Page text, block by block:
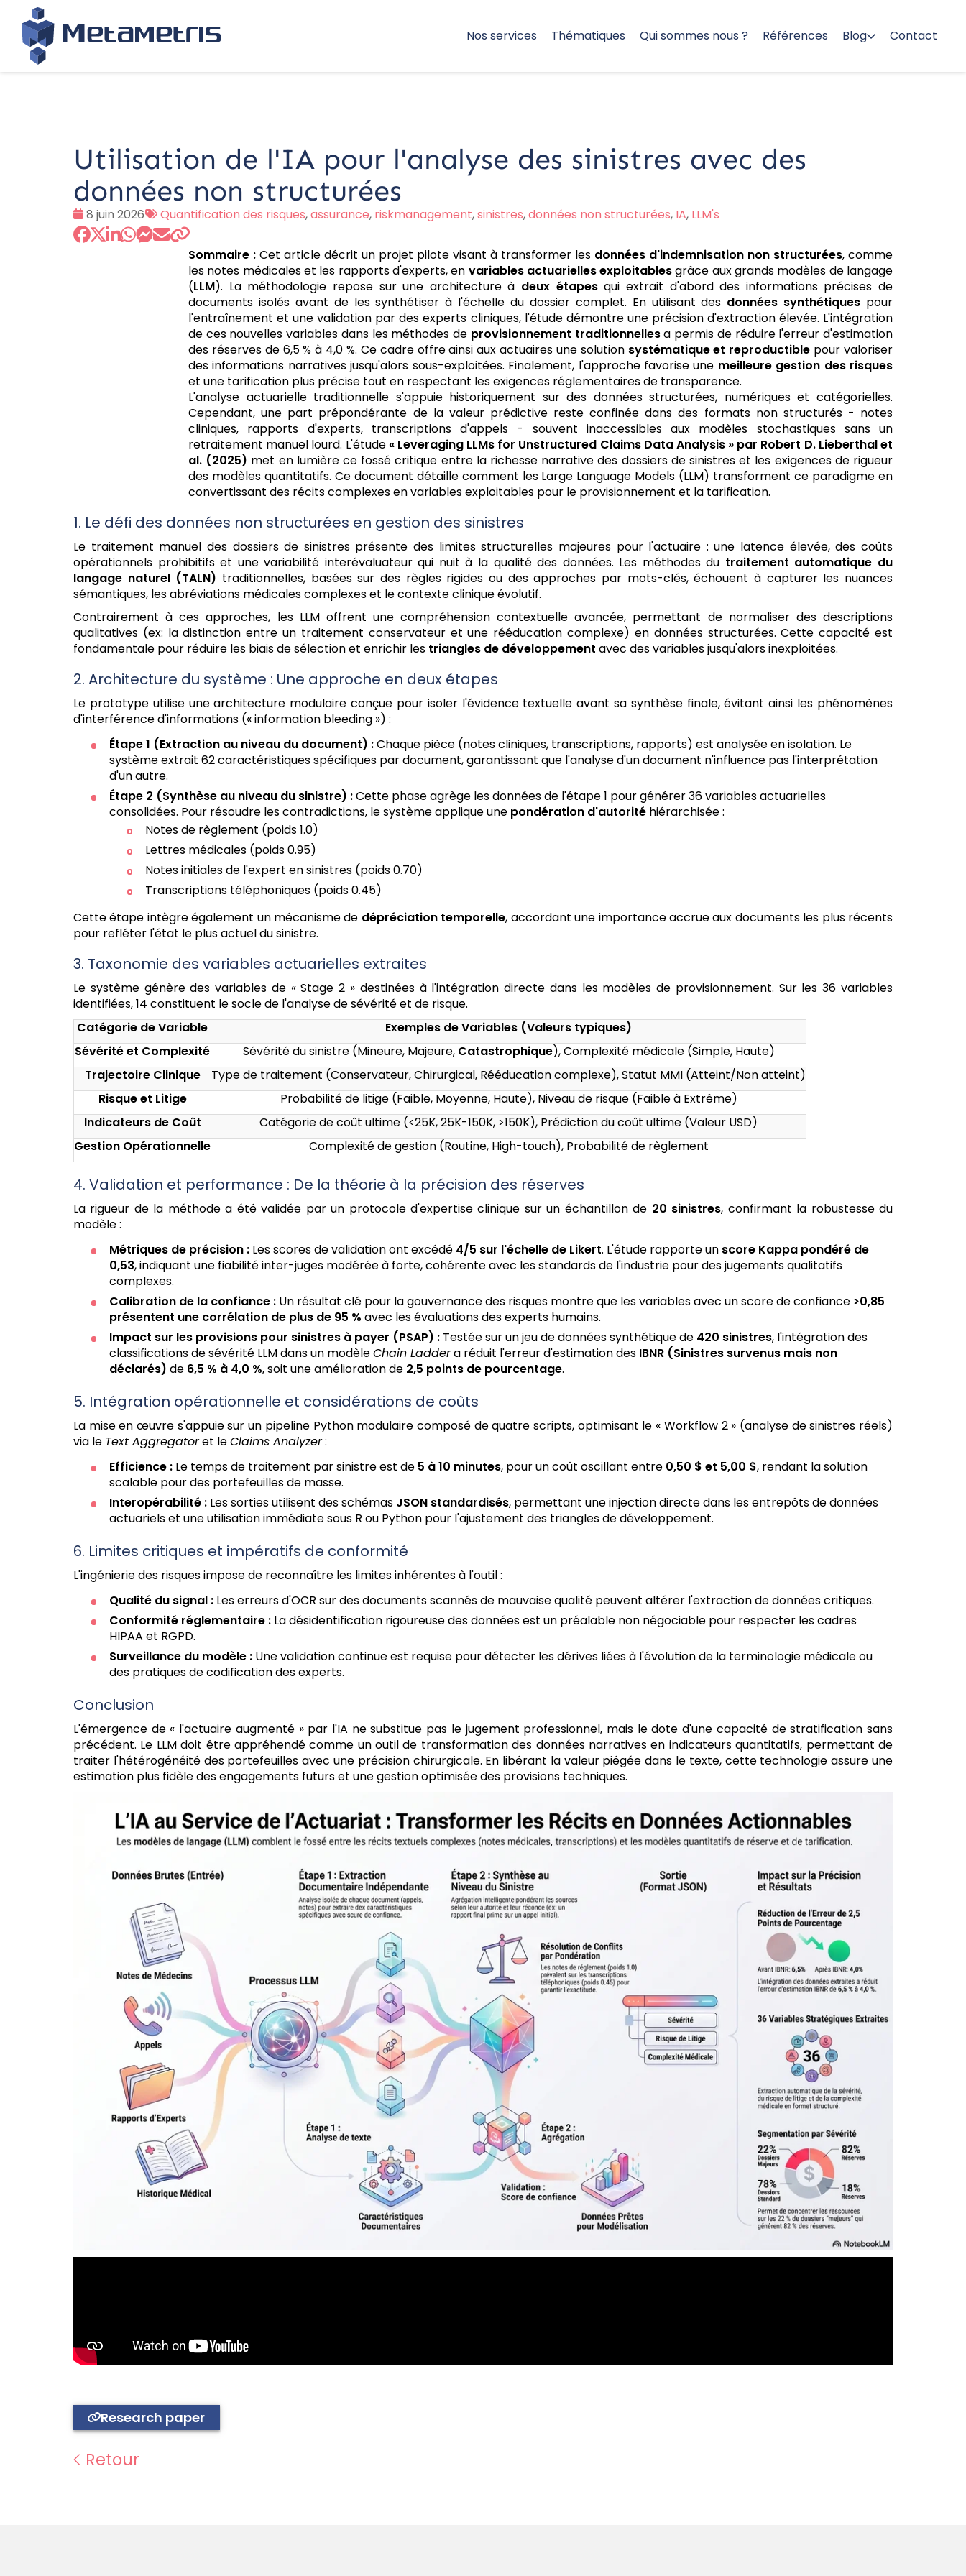
Nos services Thématiques Qui sommes nous ? Références Blog Contact
Utilisation de l'IA pour l'analyse des sinistres avec des
données non structurées
Date
:
8 juin 2026
Tags
:
Quantification des risques,assurance, riskmanagement,sinistres,données non structurées, IA, LLM's
Sommaire : Cet article décrit un projet pilote visant à transformer les données d'indemnisation non structurées, comme
les notes médicales et les rapports d'experts, en variables actuarielles exploitablesgrâce aux grands modèles de langage
(LLM). La méthodologie repose sur une architecture à deux étapesqui extrait d'abord des informations précises de
documents isolés avant de les synthétiser à l'échelle du dossier complet. En utilisant des données synthétiques pour
l'entraînement et une validation par des experts cliniques, l'étude démontre une précision d'extraction élevée. L'intégration
de ces nouvelles variables dans les méthodes de provisionnement traditionnellesa permis de réduire l'erreur d'estimation
des réserves de 6,5 % à 4,0 %. Ce cadre offre ainsi aux actuaires une solution systématique et reproductible pour valoriser
des informations narratives jusqu'alors sous-exploitées. Finalement, l'approche favorise une meilleure gestion des risques
et une tarification plus précise tout en respectant les exigences réglementaires de transparence.
L'analyse actuarielle traditionnelle s'appuie historiquement sur des données structurées, numériques et catégorielles.
Cependant, une part prépondérante de la valeur prédictive reste confinée dans des formats non structurés - notes
cliniques, rapports d'experts, transcriptions d'appels - souvent inaccessibles aux modèles stochastiques sans un
retraitement manuel lourd. L'étude « Leveraging LLMs for Unstructured Claims Data Analysis » par Robert D. Lieberthal et
al. (2025) met en lumière ce fossé critique entre la richesse narrative des dossiers de sinistres et les exigences de rigueur
des modèles quantitatifs. Ce document détaille comment les Large Language Models (LLM) transforment ce paradigme en
convertissant des récits complexes en variables exploitables pour le provisionnement et la tarification.
1. Le défi des données non structurées en gestion des sinistres
Le traitement manuel des dossiers de sinistres présente des limites structurelles majeures pour l'actuaire : une latence élevée, des coûts
opérationnels prohibitifs et une variabilité interévaluateur qui nuit à la qualité des données. Les méthodes du traitement automatique du
langage naturel (TALN) traditionnelles, basées sur des règles rigides ou des approches par mots-clés, échouent à capturer les nuances
sémantiques, les abréviations médicales complexes et le contexte clinique évolutif.
Contrairement à ces approches, les LLM offrent une compréhension contextuelle avancée, permettant de normaliser des descriptions
qualitatives (ex: la distinction entre un traitement conservateur et une rééducation complexe) en données structurées. Cette capacité est
fondamentale pour réduire les biais de sélection et enrichir les triangles de développement avec des variables jusqu'alors inexploitées.
2. Architecture du système : Une approche en deux étapes
Le prototype utilise une architecture modulaire conçue pour isoler l'évidence textuelle avant sa synthèse finale, évitant ainsi les phénomènes
d'interférence d'informations (« information bleeding ») :
Étape 1 (Extraction au niveau du document) :Chaque pièce (notes cliniques, transcriptions, rapports) est analysée en isolation. Le
système extrait 62 caractéristiques spécifiques par document, garantissant que l'analyse d'un document n'influence pas l'interprétation
d'un autre.
Étape 2 (Synthèse au niveau du sinistre) :Cette phase agrège les données de l'étape 1 pour générer 36 variables actuarielles
consolidées. Pour résoudre les contradictions, le système applique une pondération d'autorité hiérarchisée :
Notes de règlement (poids 1.0)
Lettres médicales (poids 0.95)
Notes initiales de l'expert en sinistres (poids 0.70)
Transcriptions téléphoniques (poids 0.45)
Cette étape intègre également un mécanisme de dépréciation temporelle, accordant une importance accrue aux documents les plus récents
pour refléter l'état le plus actuel du sinistre.
3. Taxonomie des variables actuarielles extraites
Le système génère des variables de « Stage 2 » destinées à l'intégration directe dans les modèles de provisionnement. Sur les 36 variables
identifiées, 14 constituent le socle de l'analyse de sévérité et de risque.
Catégorie de Variable
Exemples de Variables (Valeurs typiques)
Sévérité et Complexité
Sévérité du sinistre (Mineure, Majeure, Catastrophique), Complexité médicale (Simple, Haute)
Trajectoire Clinique
Type de traitement (Conservateur, Chirurgical, Rééducation complexe), Statut MMI (Atteint/Non atteint)
Risque et Litige
Probabilité de litige (Faible, Moyenne, Haute), Niveau de risque (Faible à Extrême)
Indicateurs de Coût
Catégorie de coût ultime (<25K, 25K-150K, >150K), Prédiction du coût ultime (Valeur USD)
Gestion Opérationnelle
Complexité de gestion (Routine, High-touch), Probabilité de règlement
4. Validation et performance : De la théorie à la précision des réserves
La rigueur de la méthode a été validée par un protocole d'expertise clinique sur un échantillon de 20 sinistres, confirmant la robustesse du
modèle :
Métriques de précision : Les scores de validation ont excédé 4/5 sur l'échelle de Likert. L'étude rapporte un score Kappa pondéré de
0,53, indiquant une fiabilité inter-juges modérée à forte, cohérente avec les standards de l'industrie pour des jugements qualitatifs
complexes.
Calibration de la confiance : Un résultat clé pour la gouvernance des risques montre que les variables avec un score de confiance >0,85
présentent une corrélation de plus de 95 % avec les évaluations des experts humains.
Impact sur les provisions pour sinistres à payer (PSAP) : Testée sur un jeu de données synthétique de 420 sinistres, l'intégration des
classifications de sévérité LLM dans un modèleChain Laddera réduit l'erreur d'estimation des IBNR (Sinistres survenus mais non
déclarés) de 6,5 % à 4,0 %, soit une amélioration de 2,5 points de pourcentage.
5. Intégration opérationnelle et considérations de coûts
La mise en œuvre s'appuie sur un pipeline Python modulaire composé de quatre scripts, optimisant le « Workflow 2 » (analyse de sinistres réels)
via le Text Aggregatoret leClaims Analyzer:
Efficience : Le temps de traitement par sinistre est de 5 à 10 minutes, pour un coût oscillant entre 0,50 $ et 5,00 $, rendant la solution
scalable pour des portefeuilles de masse.
Interopérabilité : Les sorties utilisent des schémas JSON standardisés, permettant une injection directe dans les entrepôts de données
actuariels et une utilisation immédiate sous R ou Python pour l'ajustement des triangles de développement.
6. Limites critiques et impératifs de conformité
L'ingénierie des risques impose de reconnaître les limites inhérentes à l'outil :
Qualité du signal : Les erreurs d'OCR sur des documents scannés de mauvaise qualité peuvent altérer l'extraction de données critiques.
Conformité réglementaire : La désidentification rigoureuse des données est un préalable non négociable pour respecter les cadres
HIPAA et RGPD.
Surveillance du modèle : Une validation continue est requise pour détecter les dérives liées à l'évolution de la terminologie médicale ou
des pratiques de codification des experts.
Conclusion
L'émergence de « l'actuaire augmenté » par l'IA ne substitue pas le jugement professionnel, mais le dote d'une capacité de stratification sans
précédent. Le LLM doit être appréhendé comme un outil de transformation des données narratives en indicateurs quantitatifs, permettant de
traiter l'hétérogénéité des portefeuilles avec une précision chirurgicale. En libérant la valeur piégée dans le texte, cette technologie assure une
estimation plus fidèle des engagements futurs et une gestion optimisée des provisions techniques.
Research paper
Retour